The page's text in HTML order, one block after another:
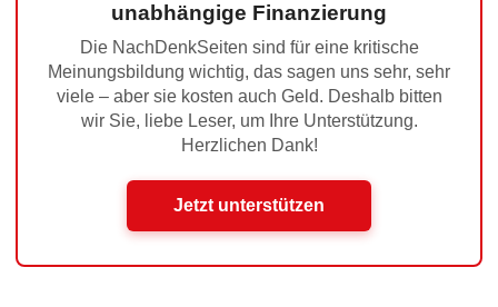
unabhängige Finanzierung
Die NachDenkSeiten sind für eine kritische
Meinungsbildung wichtig, das sagen uns sehr, sehr
viele – aber sie kosten auch Geld. Deshalb bitten
wir Sie, liebe Leser, um Ihre Unterstützung.
Herzlichen Dank!
Jetzt unterstützen